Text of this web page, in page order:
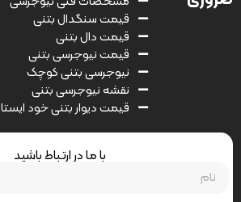
قیمت سنگدال بتنی
قیمت دال بتنی
قیمت نیوجرسی بتنی
نیوجرسی بتنی کوچک
نقشه نیوجرسی بتنی
قیمت دیوار بتنی خود ایستا
با ما در ارتباط باشید